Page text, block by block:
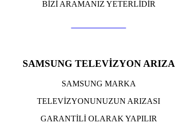
BİZİ ARAMANIZ YETERLİDİR
SAMSUNG TELEVİZYON ARIZA
SAMSUNG MARKA
TELEVİZYONUNUZUN ARIZASI
GARANTİLİ OLARAK YAPILIR